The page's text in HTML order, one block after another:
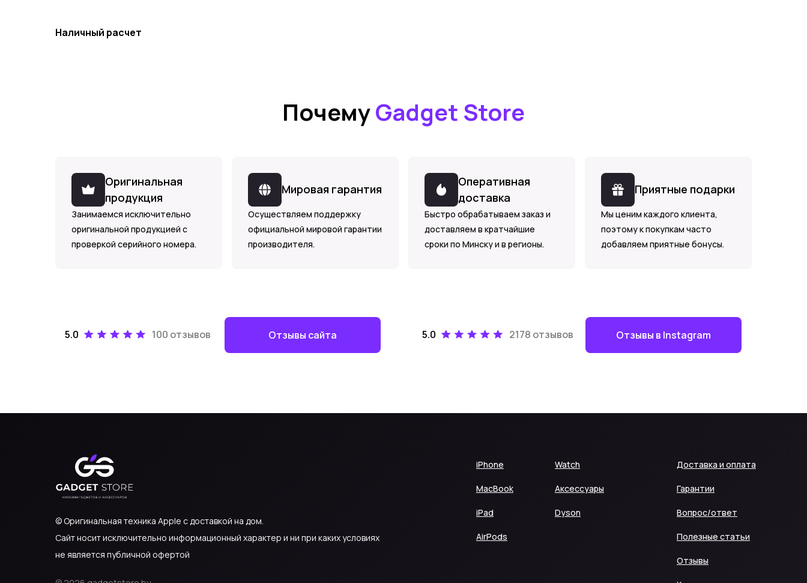
Наличный расчет
ПочемуGadget Store
Приятные подарки
Мы ценим каждого клиента,
поэтому к покупкам часто
добавляем приятные бонусы.
Оперативная
доставка
Быстро обрабатываем заказ и
доставляем в кратчайшие
сроки по Минску и в регионы.
Мировая гарантия
Осуществляем поддержку
официальной мировой гарантии
производителя.
Оригинальная
продукция
Занимаемся исключительно
оригинальной продукцией с
проверкой серийного номера.
2178 отзывов Отзывы в Instagram
100 отзывов Отзывы сайта 5.0
5.0
Доставка и оплата
Гарантии
Полезные статьи
Вопрос/ответ
Отзывы
© Оригинальная техника Apple с доставкой на дом.
Сайт носит исключительно информационный характер и ни при каких условиях
не является публичной офертой
Dyson
Аксессуары
Watch
AirPods
iPad
MacBook
iPhone